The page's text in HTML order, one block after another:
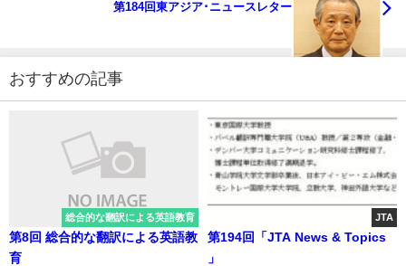
第184回東アジア･ニュースレター
おすすめの記事
総合的な翻訳による英語教育
第8回 総合的な翻訳による英語教
育
JTA
第194回「JTA News & Topics
」